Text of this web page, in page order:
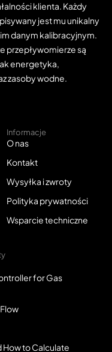
klienta. Każdy
jest mu unikalny
danym kalibracyjnym.
przepływomierze są
energetyka,
zasoby wodne.
Informacje
O nas
Kontakt
Wysyłka i zwroty
Polityka prywatności
Wsparcie techniczne
for Gas
How to Calculate